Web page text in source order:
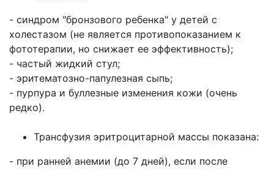
- синдром "бронзового ребенка" у детей с
холестазом (не является противопоказанием к
фототерапии, но снижает ее эффективность);
- частый жидкий стул;
- эритематозно-папулезная сыпь;
- пурпура и буллезные изменения кожи (очень
редко).
Трансфузия эритроцитарной массы показана:
- при ранней анемии (до 7 дней), если после